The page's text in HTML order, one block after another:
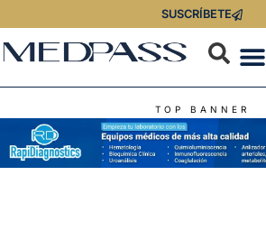
SUSCRÍBETE
TOP BANNER